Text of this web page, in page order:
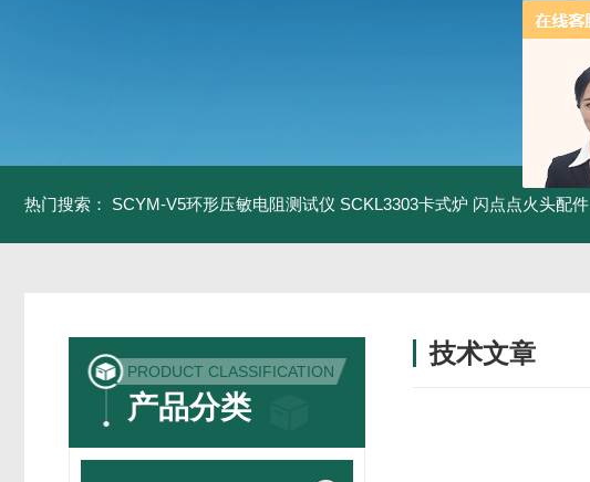
热门搜索： SCYM-V5环形压敏电阻测试仪 SCKL3303卡式炉 闪点点火头配件
PRODUCT CLASSIFICATION
产品分类
技术文章